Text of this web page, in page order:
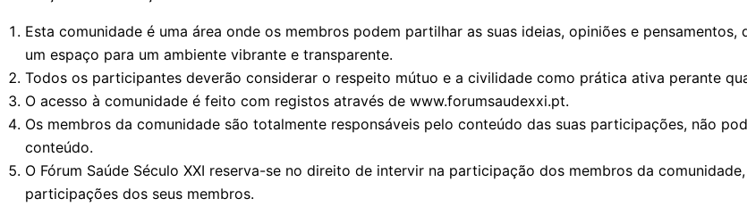
Esta comunidade é uma área onde os membros podem partilhar as suas ideias, opiniões e
um espaço para um ambiente vibrante e transparente.
Todos os participantes deverão considerar o respeito mútuo e a civilidade como prática ativa perante
O acesso à comunidade é feito com registos através de www.forumsaudexxi.pt.
Os membros da comunidade são totalmente responsáveis pelo conteúdo das suas participações, não
conteúdo.
O Fórum Saúde Século XXI reserva-se no direito de intervir na participação dos membros da
participações dos seus membros.